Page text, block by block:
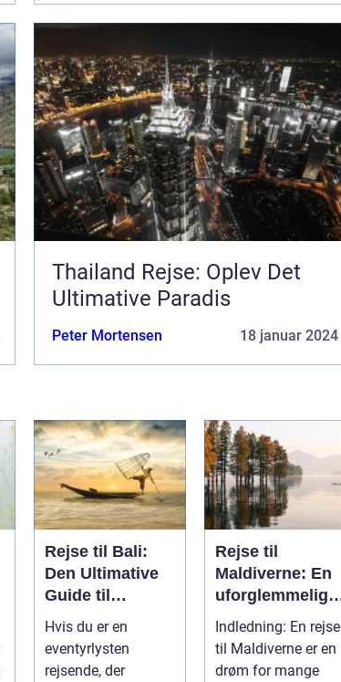
Thailand Rejse: Oplev Det
Ultimative Paradis
Peter Mortensen 18 januar 2024
Rejse til Bali:
Den Ultimative
Guide til
Eventyrlige
Rejsende
Hvis du er en
eventyrlysten
rejsende, der
Rejse til
Maldiverne: En
uforglemmelig
oplevelse
Indledning: En rejse
til Maldiverne er en
drøm for mange